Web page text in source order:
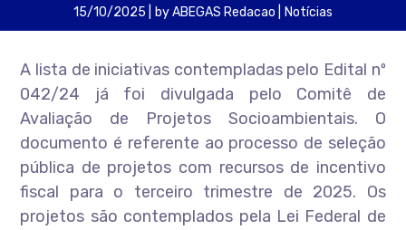
15/10/2025 byABEGAS Redacao Notícias
A lista de iniciativas contempladas pelo Edital nº
042/24 já foi divulgada pelo Comitê de
Avaliação de Projetos Socioambientais. O
documento é referente ao processo de seleção
pública de projetos com recursos de incentivo
fiscal para o terceiro trimestre de 2025. Os
projetos são contemplados pela Lei Federal de